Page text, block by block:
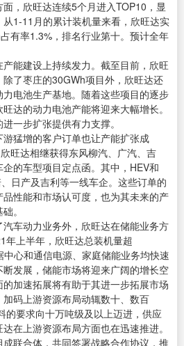
，欣旺达连续5个月进入TOP10，显
1-11月的累计装机量来看，欣旺达实
有率1.3%，排名行业第十。预计全年
能建设上持续发力。截至目前，欣旺
了枣庄的30GWh项目外，欣旺达还
电池生产基地。随着这些项目的逐步
达的动力电池产能将迎来大幅增长。
一步扩张提供有力支撑。
猛增的客户订单也让产能扩张成
旺达相继获得东风柳汽、广汽、吉
的车型项目定点函。其中，HEV和
日产及吉利等一线车企。这些订单的
性能和市场认可度，也为其未来的产
。
车动力业务外，欣旺达在储能业务方
年上半年，欣旺达总装机量超
心和通信电源、家庭储能业务均快速
发展，储能市场将迎来广阔的增长空
加速拓展将有助于其进一步拓展市场
码上游资源布局动辄数十、数百
的要求向十万吨级及以上迈进，供应
在上游资源布局方面也在迅速推进。
联合体，共同签署战略合作协议，推